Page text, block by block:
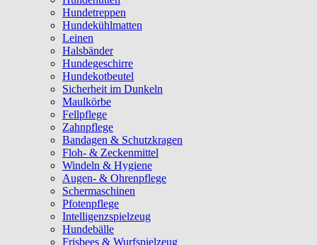
Hundetreppen
Hundekühlmatten
Leinen
Halsbänder
Hundegeschirre
Hundekotbeutel
Sicherheit im Dunkeln
Maulkörbe
Fellpflege
Zahnpflege
Bandagen & Schutzkragen
Floh- & Zeckenmittel
Windeln & Hygiene
Augen- & Ohrenpflege
Schermaschinen
Pfotenpflege
Intelligenzspielzeug
Hundebälle
Frisbees & Wurfspielzeug